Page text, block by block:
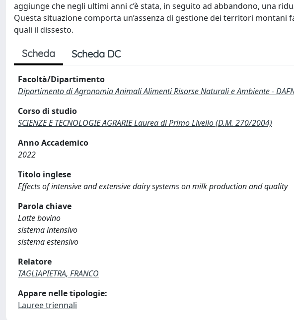
aggiunge che negli ultimi anni c’è stata, in seguito ad abbandono, una
Questa situazione comporta un’assenza di gestione dei territori montani
quali il dissesto.
Scheda Scheda DC
Facoltà/Dipartimento
Dipartimento di Agronomia Animali Alimenti Risorse Naturali e Ambiente -
Corso di studio
SCIENZE E TECNOLOGIE AGRARIE Laurea di Primo Livello (D.M. 270/2004)
Anno Accademico
2022
Titolo inglese
Effects of intensive and extensive dairy systems on milk production and quality
Parola chiave
Latte bovino
sistema intensivo
sistema estensivo
Relatore
TAGLIAPIETRA, FRANCO
Appare nelle tipologie:
Lauree triennali